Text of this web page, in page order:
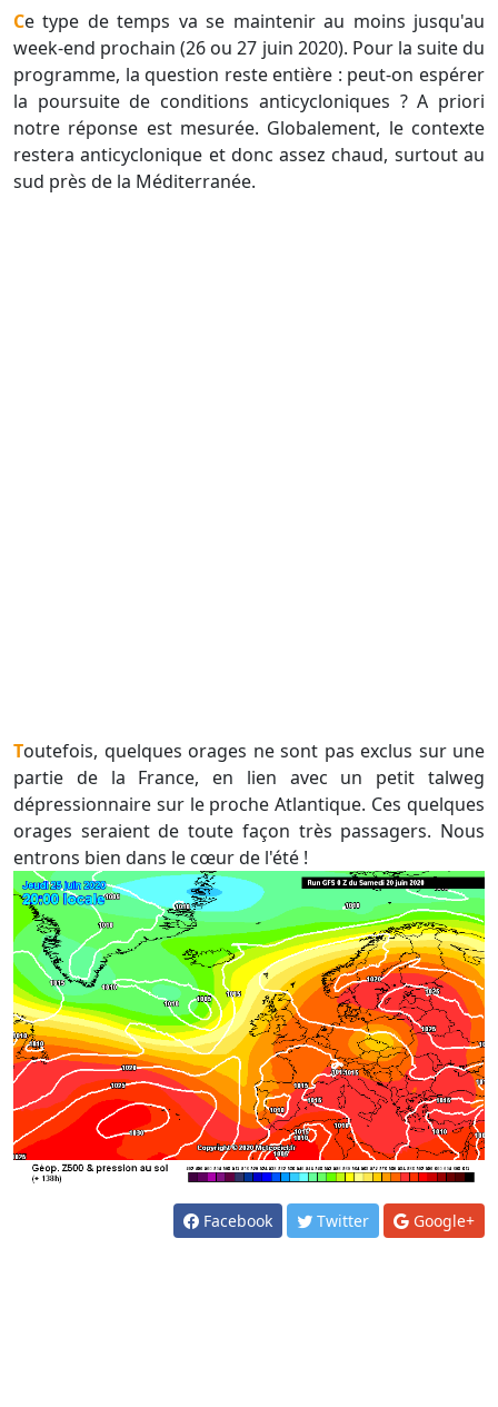
Ce type de temps va se maintenir au moins jusqu'au
week-end prochain (26 ou 27 juin 2020). Pour la suite du
programme, la question reste entière : peut-on espérer
la poursuite de conditions anticycloniques ? A priori
notre réponse est mesurée. Globalement, le contexte
restera anticyclonique et donc assez chaud, surtout au
sud près de la Méditerranée.
Toutefois, quelques orages ne sont pas exclus sur une
partie de la France, en lien avec un petit talweg
dépressionnaire sur le proche Atlantique. Ces quelques
orages seraient de toute façon très passagers. Nous
entrons bien dans le cœur de l'été !
Facebook Twitter Google+